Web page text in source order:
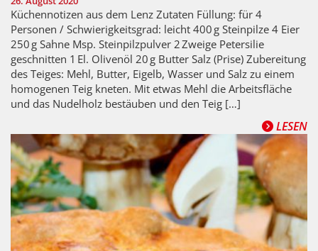
Küchennotizen aus dem Lenz Zutaten Füllung: für 4
Personen / Schwierigkeitsgrad: leicht 400 g Steinpilze 4 Eier
250 g Sahne Msp. Steinpilzpulver 2 Zweige Petersilie
geschnitten 1 El. Olivenöl 20 g Butter Salz (Prise) Zubereitung
des Teiges: Mehl, Butter, Eigelb, Wasser und Salz zu einem
homogenen Teig kneten. Mit etwas Mehl die Arbeitsfläche
und das Nudelholz bestäuben und den Teig […]
LESEN